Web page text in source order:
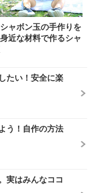
ャボン玉の手作りを
近な材料で作るシャ
たい！安全に楽
う！自作の方法
実はみんなココ